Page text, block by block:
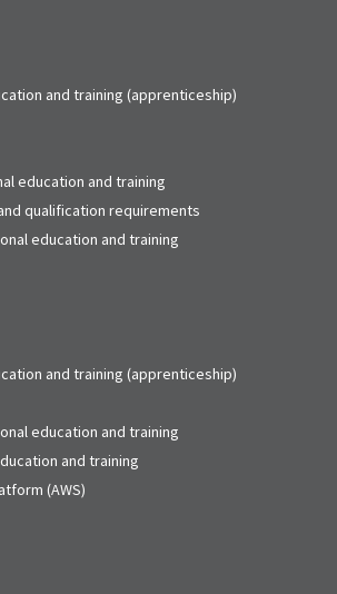
and training (apprenticeship)
education and training
qualification requirements
education and training
and training (apprenticeship)
education and training
and training
(AWS)